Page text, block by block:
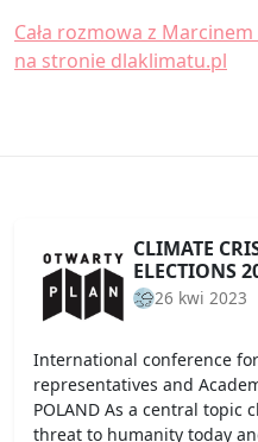
Cała rozmowa z
na stronie dlaklimatu.pl
CLIMATE
ELECTIONS
26 kwi 2023
International conference
representatives and
POLAND As a central topic
threat to humanity today